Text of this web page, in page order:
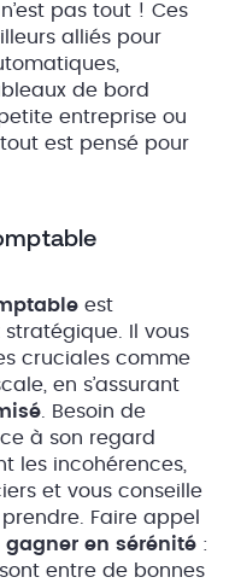
pas tout ! Ces
alliés pour
de bord
entreprise ou
est pensé pour
est
Il vous
cruciales comme
en s’assurant
. Besoin de
à son regard
les incohérences,
et vous conseille
Faire appel
gagner en sérénité :
entre de bonnes